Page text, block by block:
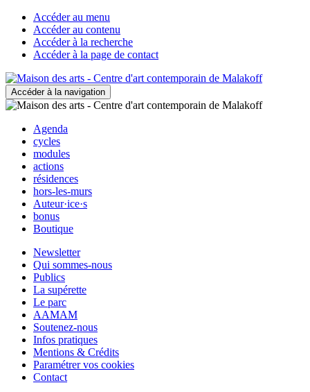
Accéder au menu
Accéder au contenu
Accéder à la recherche
Accéder à la page de contact
Accéder à la navigation
Agenda
cycles
modules
actions
résidences
hors-les-murs
Auteur·ice·s
bonus
Boutique
Newsletter
Qui sommes-nous
Publics
La supérette
Le parc
AAMAM
Soutenez-nous
Infos pratiques
Mentions & Crédits
Paramétrer vos cookies
Contact